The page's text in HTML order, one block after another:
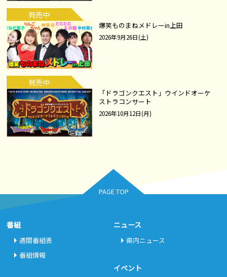
発売中
爆笑ものまねメドレーin上田
2026年9月26日(土)
発売中
「ドラゴンクエスト」ウインドオーケ
ストラコンサート
2026年10月12日(月)
PAGE TOP
番組
週間番組表
番組情報
ニュース
県内ニュース
イベント